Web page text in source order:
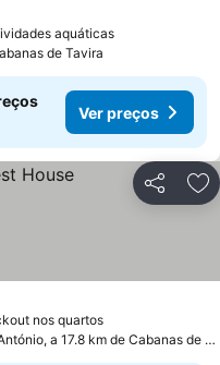
aquáticasVer preços
de Tavira
Ver preços
Partilhar
nos quartosVer preços
a 17.8 km de Cabanas de